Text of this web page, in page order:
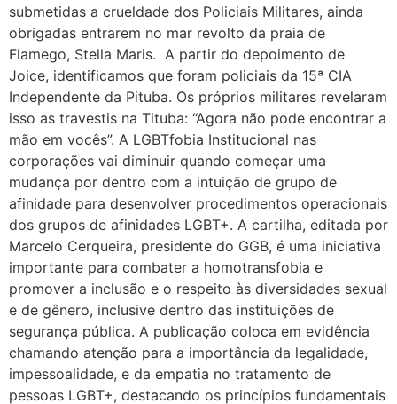
GGB divulga dados inéditos sobre o envelhecimento
São João Também é Nosso
Selo da Diversidade da Prefs abre Inscrições
Doe para Divulgar Nossas Bandeiras
Compromisso de Toda a Sociedade
Conferências LGBT+: a nossa voz!
Salvador Capital Inclusiva: Vem Aí a 2ª Conferência Municipal LGBT+!
1 de mio do trabalho
Carnaval em Salvador
Doe Parte do Imposto de Renda
Conheça os Jurados
27º Concurso de Fantasia Gay
submetidas a crueldade dos Policiais Militares, ainda
obrigadas entrarem no mar revolto da praia de
Flamego, Stella Maris. A partir do depoimento de
Joice, identificamos que foram policiais da 15ª CIA
Independente da Pituba. Os próprios militares revelaram
isso as travestis na Tituba: “Agora não pode encontrar a
mão em vocês”. A LGBTfobia Institucional nas
corporações vai diminuir quando começar uma
mudança por dentro com a intuição de grupo de
afinidade para desenvolver procedimentos operacionais
dos grupos de afinidades LGBT+. A cartilha, editada por
Marcelo Cerqueira, presidente do GGB, é uma iniciativa
importante para combater a homotransfobia e
promover a inclusão e o respeito às diversidades sexual
e de gênero, inclusive dentro das instituições de
segurança pública. A publicação coloca em evidência
chamando atenção para a importância da legalidade,
impessoalidade, e da empatia no tratamento de
pessoas LGBT+, destacando os princípios fundamentais